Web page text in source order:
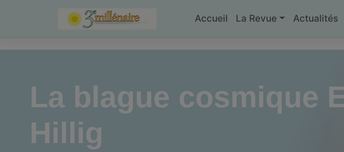
Accueil La Revue Actualités
La blague cosmique
Hillig